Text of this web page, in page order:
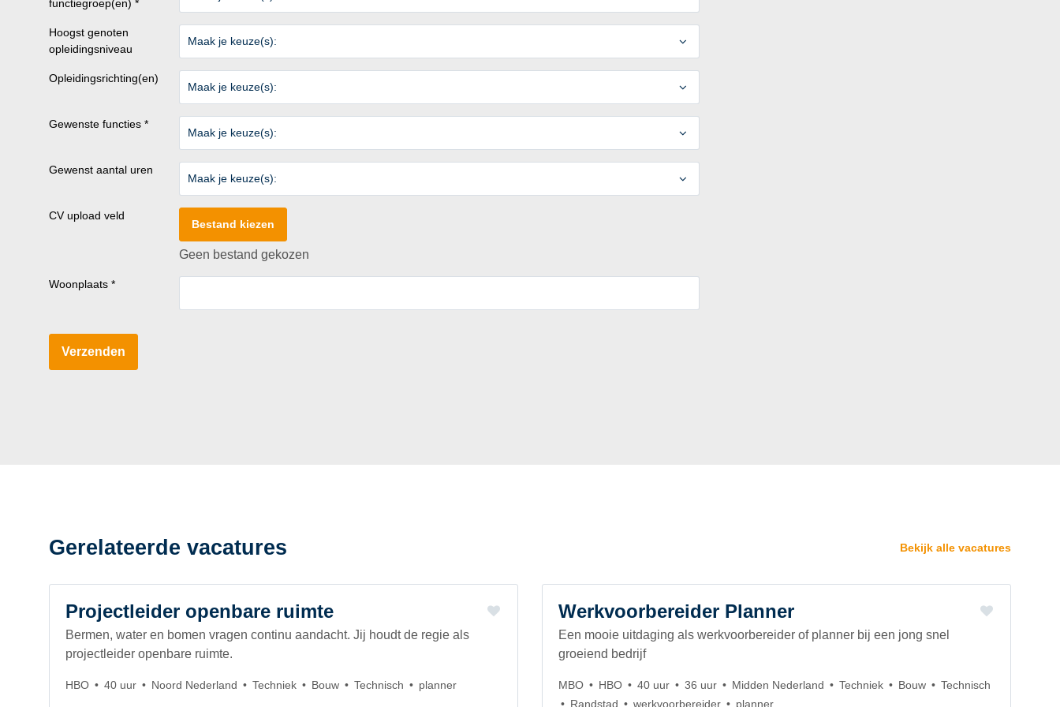
functiegroep(en) *
Hoogst genoten
opleidingsniveau
Maak je keuze(s):
Opleidingsrichting(en)
Maak je keuze(s):
Gewenste functies *
Maak je keuze(s):
Gewenst aantal uren
Maak je keuze(s):
CV upload veld
Bestand kiezen
Geen bestand gekozen
Woonplaats *
Verzenden
Gerelateerde vacatures
Projectleider openbare ruimte
Bermen, water en bomen vragen continu aandacht. Jij houdt de regie als
projectleider openbare ruimte.
HBO 40 uur Noord Nederland Techniek Bouw Technisch planner
Werkvoorbereider Planner
Een mooie uitdaging als werkvoorbereider of planner bij een jong snel
groeiend bedrijf
MBO HBO 40 uur 36 uur Midden Nederland Techniek Bouw
Technisch
Randstad
werkvoorbereider planner
Bekijk alle vacatures